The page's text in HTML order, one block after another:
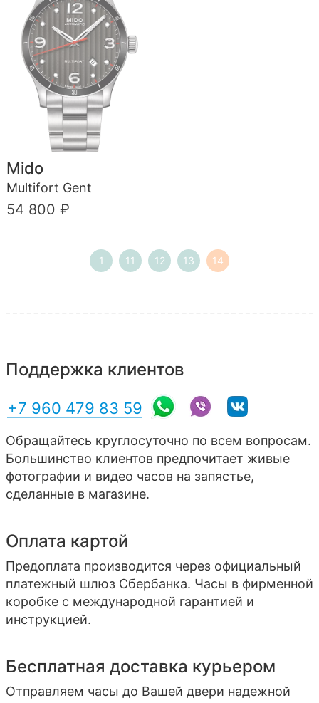
Mido
Multifort Gent
54 800 ₽
1 11 12 13 14
Поддержка клиентов
+7 960 479 83 59
Обращайтесь круглосуточно по всем вопросам.
Большинство клиентов предпочитает живые
фотографии и видео часов на запястье,
сделанные в магазине.
Оплата картой
Предоплата производится через официальный
платежный шлюз Сбербанка. Часы в фирменной
коробке с международной гарантией и
инструкцией.
Бесплатная доставка курьером
Отправляем часы до Вашей двери надежной